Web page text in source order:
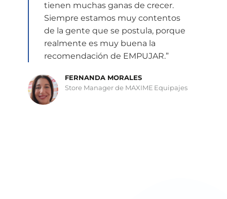
tienen muchas ganas de crecer.
Siempre estamos muy contentos
de la gente que se postula, porque
realmente es muy buena la
recomendación de EMPUJAR.”
FERNANDA MORALES
Store Manager de MAXIME Equipajes